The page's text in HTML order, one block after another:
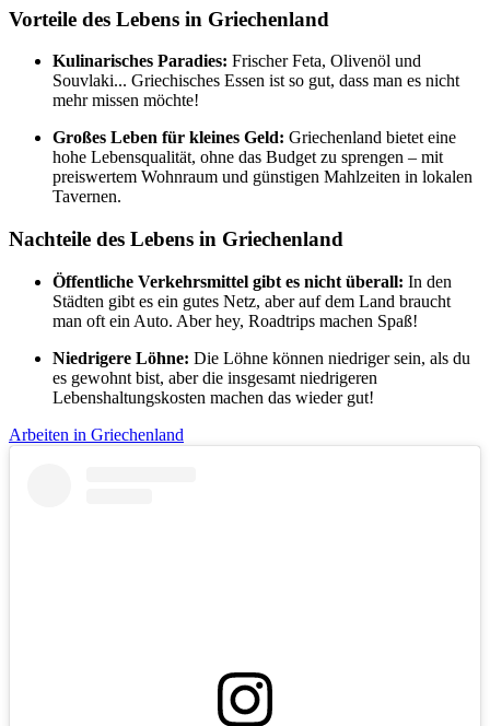
Vorteile des Lebens in Griechenland
Kulinarisches Paradies: Frischer Feta, Olivenöl und
Souvlaki... Griechisches Essen ist so gut, dass man es nicht
mehr missen möchte!
Großes Leben für kleines Geld: Griechenland bietet eine
hohe Lebensqualität, ohne das Budget zu sprengen – mit
preiswertem Wohnraum und günstigen Mahlzeiten in lokalen
Tavernen.
Nachteile des Lebens in Griechenland
Öffentliche Verkehrsmittel gibt es nicht überall: In den
Städten gibt es ein gutes Netz, aber auf dem Land braucht
man oft ein Auto. Aber hey, Roadtrips machen Spaß!
Niedrigere Löhne: Die Löhne können niedriger sein, als du
es gewohnt bist, aber die insgesamt niedrigeren
Lebenshaltungskosten machen das wieder gut!
Arbeiten in Griechenland